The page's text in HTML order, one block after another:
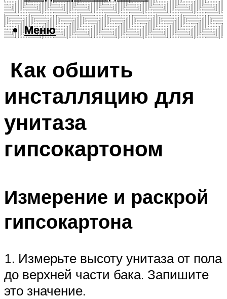
Меню
Меню
Как обшить
инсталляцию для
унитаза
гипсокартоном
Измерение и раскрой
гипсокартона
1. Измерьте высоту унитаза от пола
до верхней части бака. Запишите
это значение.